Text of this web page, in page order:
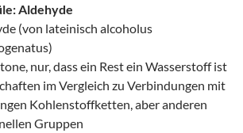
Aldehyde
(von lateinisch alcoholus
nur, dass ein Rest ein Wasserstoff ist
im Vergleich zu Verbindungen mit
Kohlenstoffketten, aber anderen
Gruppen